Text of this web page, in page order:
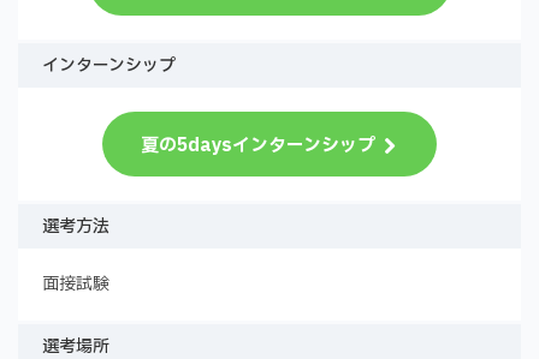
インターンシップ
夏の5daysインターンシップ
選考方法
面接試験
選考場所